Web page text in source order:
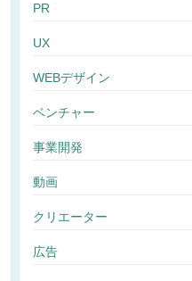
PR
UX
WEBデザイン
ベンチャー
事業開発
動画
クリエーター
広告